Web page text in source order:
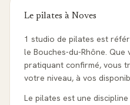
Le pilates à Noves
1 studio de pilates est
le Bouches-du-Rhône.
pratiquant confirmé, vous
votre niveau, à vos
Le pilates est une